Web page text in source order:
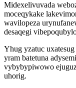
Midexelivuvada
moceqykake
wavilopeza
desaqegi
Yhug yzatuc
yram batetuna
vybybypiwowo
uhorig.